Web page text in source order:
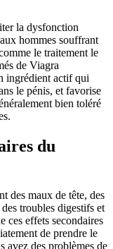
la dysfonction
hommes souffrant
le traitement le
de Viagra
ingrédient actif qui
le pénis, et favorise
bien toléré
du
des maux de tête, des
troubles digestifs et
ces effets secondaires
de prendre le
avez des problèmes de